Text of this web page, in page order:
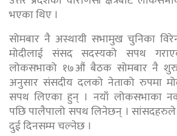
भएका थिए ।
सोमबार नै अस्थायी सभामुख चुनिका
मोदीलाई संसद सदस्यको सपथ
लोकसभाको १७औं बैठक सोमबार नै शुरु
अनुसार संसदीय दलको नेताको रुपमा
सपथ लिएका हुन् । नयाँ लोकसभाका
पछि पालैपालो सपथ लिनेछन् । सांसदहरुले
दुई दिनसम्म चल्नेछ ।